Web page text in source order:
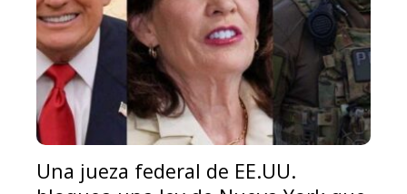
Una jueza federal de EE.UU.